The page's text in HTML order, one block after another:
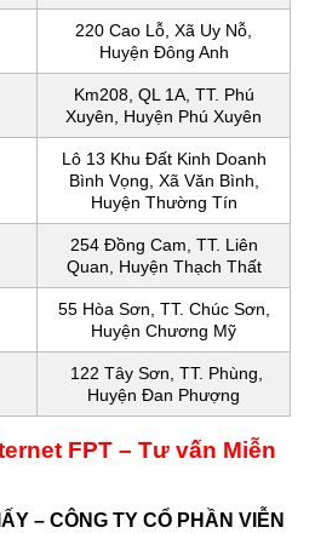
220 Cao Lỗ, Xã Uy Nỗ,
Huyện Đông Anh
Km208, QL 1A, TT. Phú
Xuyên, Huyện Phú Xuyên
Lô 13 Khu Đất Kinh Doanh
Bình Vọng, Xã Văn Bình,
Huyện Thường Tín
254 Đồng Cam, TT. Liên
Quan, Huyện Thạch Thất
55 Hòa Sơn, TT. Chúc Sơn,
Huyện Chương Mỹ
122 Tây Sơn, TT. Phùng,
Huyện Đan Phượng
FPT – Tư vấn Miễn
– CÔNG TY CỔ PHẦN VIỄN